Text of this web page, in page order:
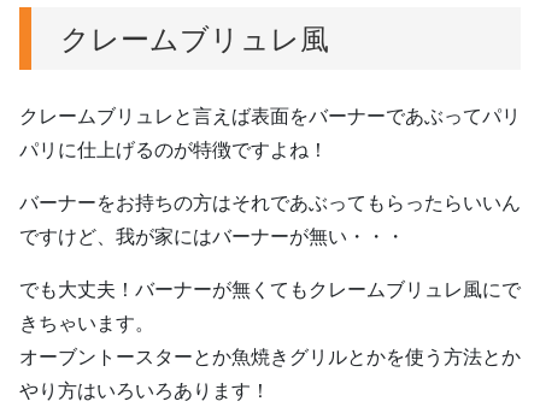
クレームブリュレ風
クレームブリュレと言えば表面をバーナーであぶってパリ
パリに仕上げるのが特徴ですよね！
バーナーをお持ちの方はそれであぶってもらったらいいん
ですけど、我が家にはバーナーが無い・・・
でも大丈夫！バーナーが無くてもクレームブリュレ風にで
きちゃいます。
オーブントースターとか魚焼きグリルとかを使う方法とか
やり方はいろいろあります！